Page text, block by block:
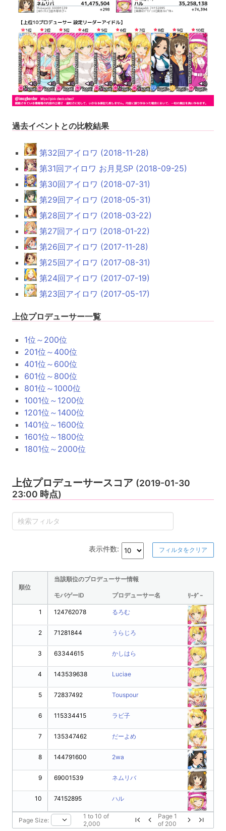
過去イベントとの比較結果
第32回アイロワ (2018-11-28)
第31回アイロワ お月見SP (2018-09-25)
第30回アイロワ (2018-07-31)
第29回アイロワ (2018-05-31)
第28回アイロワ (2018-03-22)
第27回アイロワ (2018-01-22)
第26回アイロワ (2017-11-28)
第25回アイロワ (2017-08-31)
第24回アイロワ (2017-07-19)
第23回アイロワ (2017-05-17)
上位プロデューサー一覧
1位～200位
201位～400位
401位～600位
601位～800位
801位～1000位
1001位～1200位
1201位～1400位
1401位～1600位
1601位～1800位
1801位～2000位
上位プロデューサースコア (2019-01-30
23:00 時点)
表示件数: フィルタをクリア
順位
当該順位のプロデューサー情報
モバゲーID プロデューサー名 ﾘｰﾀﾞｰ
1
2
3
4
5
6
7
8
9
10
124762078 るろむ
71281844 うらじろ
63344615 かしはら
143539638 Luciae
72837492 Touspour
115334415 ラビ子
135347462 だーよめ
144791600 2wa
69001539 ネムリバ
74152895 ハル
Page Size: 1 to 10 of
2,000
Page 1
of 200